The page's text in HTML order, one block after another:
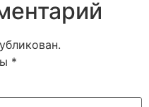
*